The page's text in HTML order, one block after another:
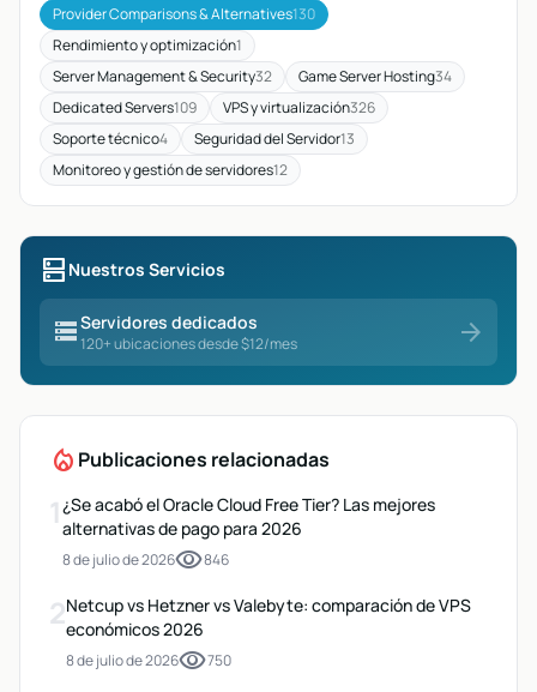
Provider Comparisons & Alternatives130
Rendimiento y optimización1
Server Management & Security32 Game Server Hosting34
Dedicated Servers109 VPS y virtualización326
Soporte técnico4 Seguridad del Servidor13
Monitoreo y gestión de servidores12
dns Nuestros Servicios
storageServidores dedicados
120+ ubicaciones desde $12/mes arrow_forward
local_fire_department Publicaciones relacionadas
1 ¿Se acabó el Oracle Cloud Free Tier? Las mejores
alternativas de pago para 2026
8 de julio de 2026visibility846
2Netcup vs Hetzner vs Valebyte: comparación de VPS
económicos 2026
8 de julio de 2026visibility750